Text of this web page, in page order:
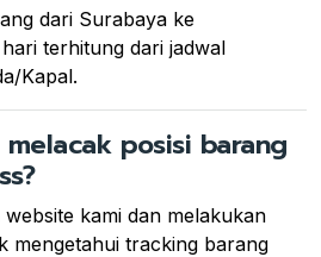
dari Surabaya ke
terhitung dari jadwal
Kapal.
posisi barang
kami dan melakukan
mengetahui tracking barang